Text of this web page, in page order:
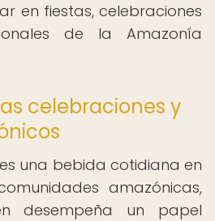
en fiestas, celebraciones
de la Amazonía
celebraciones y
una bebida cotidiana en
amazónicas,
desempeña un papel